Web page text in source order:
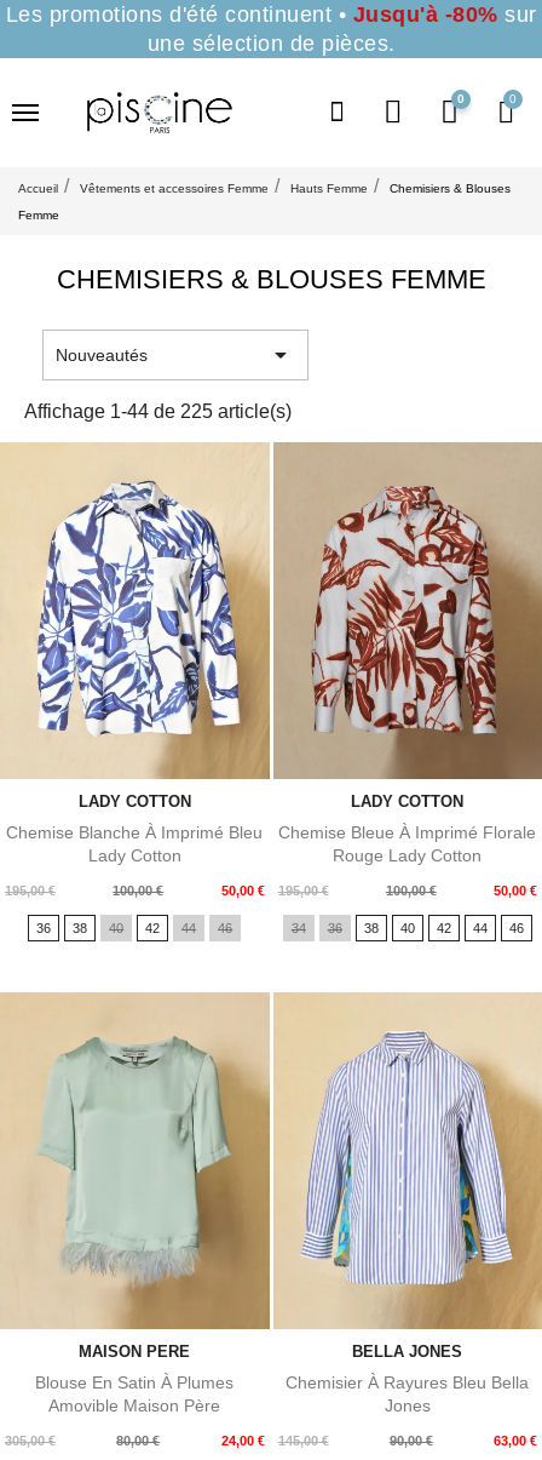
Les promotions d'été continuent • Jusqu'à -80% sur
une sélection de pièces.
0
Accueil Vêtements et accessoires Femme Hauts Femme
Chemisiers & Blouses
Femme
CHEMISIERS & BLOUSES FEMME
Nouveautés 
Affichage 1-44 de 225 article(s)
LADY COTTON
Chemise Blanche À Imprimé Bleu
Lady Cotton
195,00 €
Prix
base
100,00 € 50,00 €
Prix
36 38 40 42 44 46
LADY COTTON
Chemise Bleue À Imprimé Florale
Rouge Lady Cotton
195,00 €
Prix
de
base
100,00 € 50,00 €
Prix
34 36 38 40 42 44 46
MAISON PERE
Blouse En Satin À Plumes
Amovible Maison Père
305,00 €
Prix
80,00 € 24,00 €
Prix
BELLA JONES
Chemisier À Rayures Bleu Bella
Jones
145,00 €
Prix
90,00 € 63,00 €
Prix